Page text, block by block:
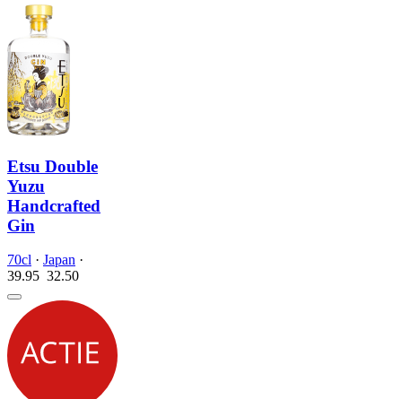
Etsu Double
Yuzu
Handcrafted
Gin
70cl · Japan ·
39.95 32.50